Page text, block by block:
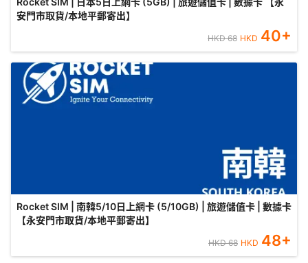
安門市取貨/本地平郵寄出】
HKD68 HKD 40+
Rocket SIM | 南韓5/10日上網卡 (5/10GB) | 旅遊儲值卡 | 數據卡
【永安門市取貨/本地平郵寄出】
HKD68 HKD 48+